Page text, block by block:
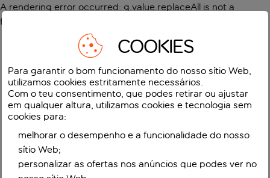
A rendering error occurred: g.value.replaceAll is not a
function
COOKIES
Para garantir o bom funcionamento do nosso sítio Web,
utilizamos cookies estritamente necessários.
Com o teu consentimento, que podes retirar ou ajustar
em qualquer altura, utilizamos cookies e tecnologia sem
cookies para:
melhorar o desempenho e a funcionalidade do nosso
sítio Web;
personalizar as ofertas nos anúncios que podes ver no